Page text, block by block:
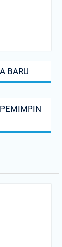
BARU